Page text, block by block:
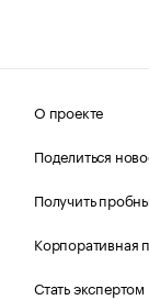
О проекте
Поделиться
Получить
Корпоративная
Стать экспертом